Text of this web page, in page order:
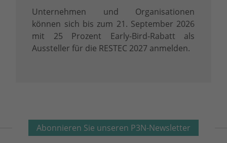
Unternehmen und Organisationen
können sich bis zum 21. September 2026
mit 25 Prozent Early-Bird-Rabatt als
Aussteller für die RESTEC 2027 anmelden.
Abonnieren Sie unseren P3N-Newsletter